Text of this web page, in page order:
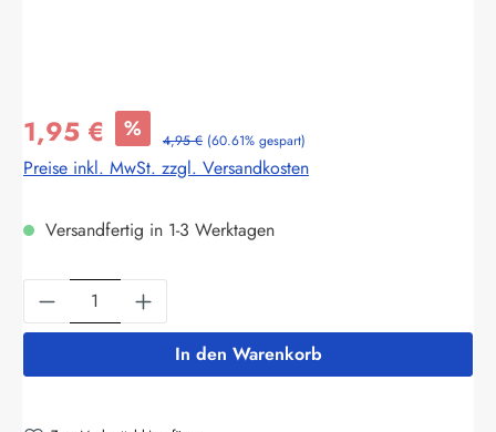
1,95 € % 4,95 € (60.61% gespart)
Preise inkl. MwSt. zzgl. Versandkosten
Versandfertig in 1-3 Werktagen
Produkt Anzahl: Gib den gewünschten
In den Warenkorb